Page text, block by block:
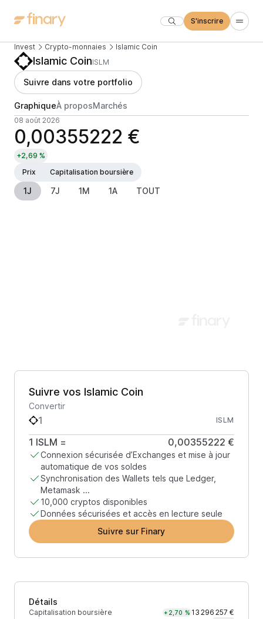
S'inscrire
Invest Crypto-monnaies Islamic Coin
Islamic CoinISLM
Suivre dans votre portfolio
GraphiqueÀ proposMarchés
08 août 2026
0,00355222 €
+2,69 %
Prix
Capitalisation boursière
1J 7J 1M 1A TOUT
Suivre vos Islamic Coin
Convertir
ISLM
1 ISLM = 0,00355222 €
Connexion sécurisée d’Exchanges et mise à jour
automatique de vos soldes
Synchronisation des Wallets tels que Ledger,
Metamask ...
10,000 cryptos disponibles
Données sécurisées et accès en lecture seule
Suivre sur Finary
Détails
Capitalisation boursière +2,70 % 13 296 257 €